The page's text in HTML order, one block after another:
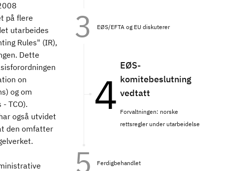
på flere
utarbeides
Rules" (IR),
Dette
on
og om
TCO).
også utvidet
den omfatter
EØS/EFTA og EU diskuterer
EØS-
komitebeslutning
vedtatt
Forvaltningen: norske
rettsregler under utarbeidelse
Ferdigbehandlet